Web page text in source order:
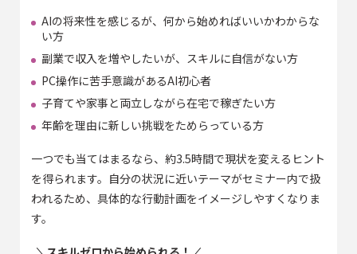
AIの将来性を感じるが、何から始めればいいかわからな
い方
副業で収入を増やしたいが、スキルに自信がない方
PC操作に苦手意識があるAI初心者
子育てや家事と両立しながら在宅で稼ぎたい方
年齢を理由に新しい挑戦をためらっている方
一つでも当てはまるなら、約3.5時間で現状を変えるヒント
を得られます。自分の状況に近いテーマがセミナー内で扱
われるため、具体的な行動計画をイメージしやすくなりま
す。